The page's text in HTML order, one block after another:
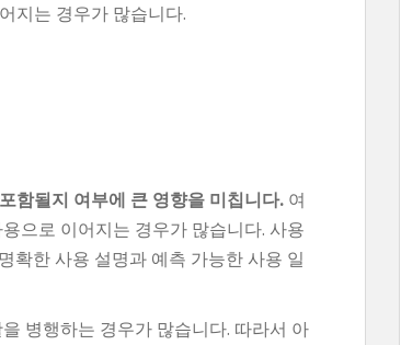
지는 경우가 많습니다.
함될지 여부에 큰 영향을 미칩니다. 여
으로 이어지는 경우가 많습니다. 사용
확한 사용 설명과 예측 가능한 사용 일
병행하는 경우가 많습니다. 따라서 아